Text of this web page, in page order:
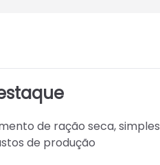
de ração seca, simples
de produção